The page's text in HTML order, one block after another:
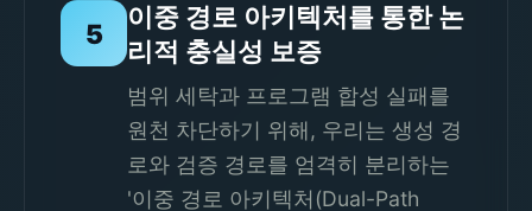
5
이중 경로 아키텍처를 통한 논
리적 충실성 보증
범위 세탁과 프로그램 합성 실패를
원천 차단하기 위해, 우리는 생성 경
로와 검증 경로를 엄격히 분리하는
'이중 경로 아키텍처(Dual-Path